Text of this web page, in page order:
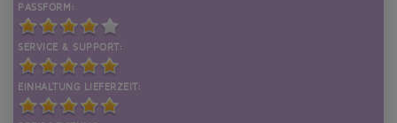
PASSFORM:
SERVICE & SUPPORT:
EINHALTUNG LIEFERZEIT: